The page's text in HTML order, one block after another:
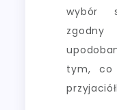
wybór
tym, co